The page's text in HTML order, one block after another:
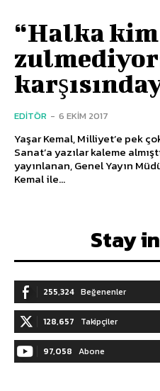
“Halka kim
EDITÖR - 6 EKIM 2017
Yaşar Kemal, Milliyet’e pek
Sanat’a yazılar kaleme
yayınlanan, Genel Yayın
Kemal ile...
Stay
255,324 Beğenenler
128,657 Takipçiler
97,058 Abone